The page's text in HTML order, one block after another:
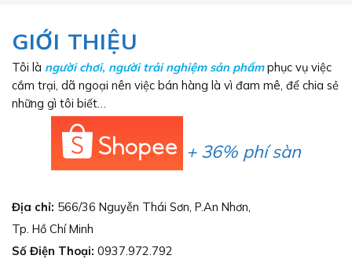
GIỚI THIỆU
Tôi là người chơi, người trải nghiệm sản phẩmphục vụ việc
cắm trại, dã ngoại nên việc bán hàng là vì đam mê, để chia sẻ
những gì tôi biết…
+ 36% phí sàn
Địa chỉ: 566/36 Nguyễn Thái Sơn, P.An Nhơn,
Tp. Hồ Chí Minh
Số Điện Thoại: 0937.972.792